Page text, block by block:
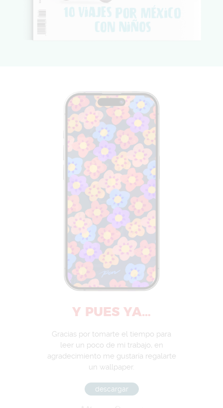
Y PUES YA…
Gracias por tomarte el tiempo para
leer un poco de mi trabajo, en
agradecimiento me gustaría regalarte
un wallpaper.
descargar